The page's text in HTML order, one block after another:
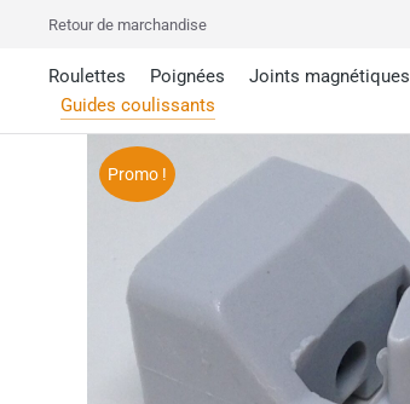
Retour de marchandise
Roulettes Poignées Joints magnétiques
Guides coulissants
Promo !